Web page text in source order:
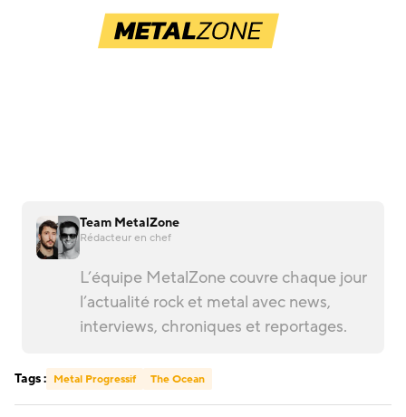
Team MetalZone
Rédacteur en chef
L’équipe MetalZone couvre chaque jour
l’actualité rock et metal avec news,
interviews, chroniques et reportages.
Tags : Metal Progressif The Ocean